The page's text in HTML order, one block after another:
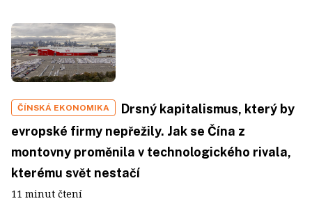
ČÍNSKÁ EKONOMIKA
Drsný kapitalismus, který by
evropské firmy nepřežily. Jak se Čína z
montovny proměnila v technologického rivala,
kterému svět nestačí
11 minut čtení